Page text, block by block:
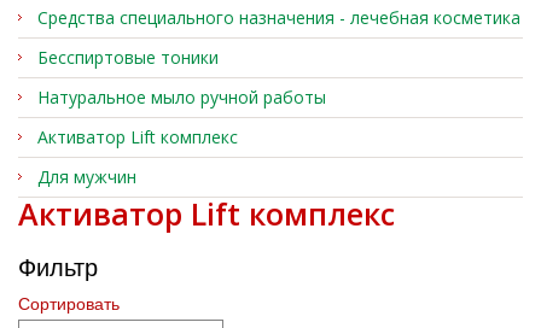
Средства специального назначения - лечебная косметика
Бесспиртовые тоники
Натуральное мыло ручной работы
Активатор Lift комплекс
Для мужчин
Активатор Lift комплекс
Фильтр
Сортировать